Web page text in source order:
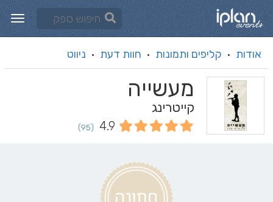
אודות · קליפים ותמונות · חוות דעת · ניווט
מעשייה
קייטרינג
4.9
(95)